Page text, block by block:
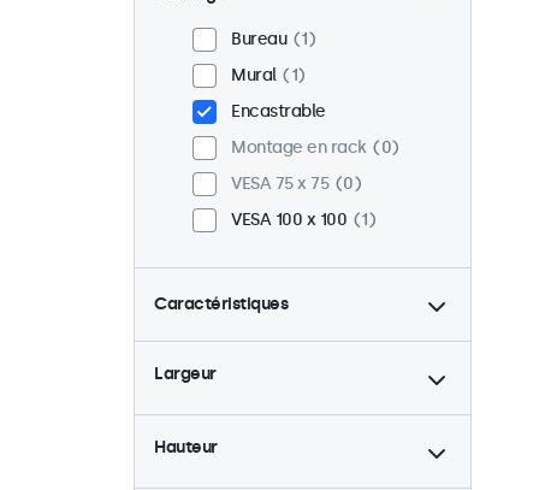
Bureau
1
Mural
1
Encastrable
Montage en rack
0
VESA 75 x 75
0
VESA 100 x 100
1
Caractéristiques
4:3 / 5:4
0
Rétro-éclairage ajustable
Largeur
Hauteur